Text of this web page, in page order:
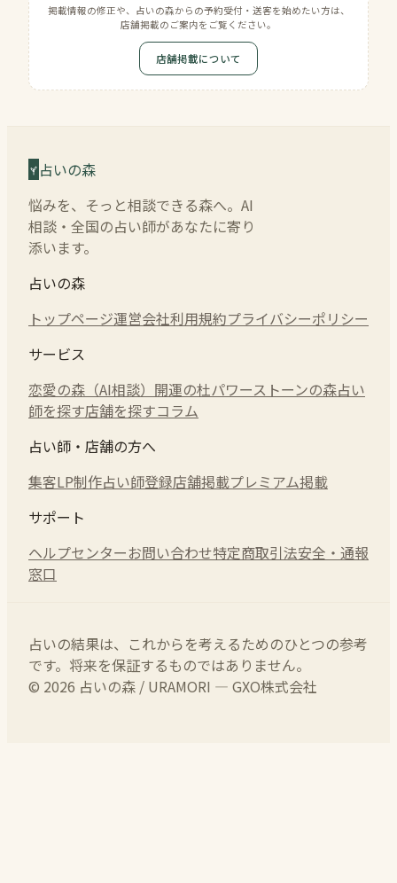
掲載情報の修正や、占いの森からの予約受付・送客を始めたい方は、
店舗掲載のご案内をご覧ください。
店舗掲載について
占いの森
悩みを、そっと相談できる森へ。AI
相談・全国の占い師があなたに寄り
添います。
占いの森
トップページ運営会社利用規約プライバシーポリシー
サービス
恋愛の森（AI相談） 開運の杜パワーストーンの森占い
師を探す店舗を探すコラム
占い師・店舗の方へ
集客LP制作占い師登録店舗掲載プレミアム掲載
サポート
ヘルプセンターお問い合わせ特定商取引法安全・通報
窓口
占いの結果は、これからを考えるためのひとつの参考
です。将来を保証するものではありません。
© 2026 占いの森 / URAMORI — GXO株式会社